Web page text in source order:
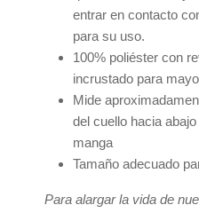
entrar en contacto
para su uso.
100% poliéster con
incrustado para
Mide
del cuello hacia
manga
Tamaño adecuado
Para alargar la vida de